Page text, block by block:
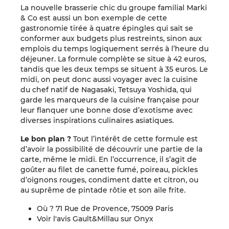
La nouvelle brasserie chic du groupe familial Marki
& Co est aussi un bon exemple de cette
gastronomie tirée à quatre épingles qui sait se
conformer aux budgets plus restreints, sinon aux
emplois du temps logiquement serrés à l’heure du
déjeuner. La formule complète se situe à 42 euros,
tandis que les deux temps se situent à 35 euros. Le
midi, on peut donc aussi voyager avec la cuisine
du chef natif de Nagasaki, Tetsuya Yoshida, qui
garde les marqueurs de la cuisine française pour
leur flanquer une bonne dose d’exotisme avec
diverses inspirations culinaires asiatiques.
Le bon plan ? Tout l’intérêt de cette formule est
d’avoir la possibilité de découvrir une partie de la
carte, même le midi. En l’occurrence, il s’agit de
goûter au filet de canette fumé, poireau, pickles
d’oignons rouges, condiment datte et citron, ou
au suprême de pintade rôtie et son aile frite.
Où ? 71 Rue de Provence, 75009 Paris
Voir l'avis Gault&Millau sur Onyx